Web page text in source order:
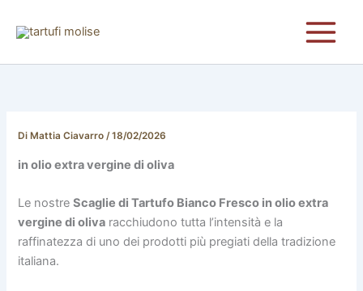
Di Mattia Ciavarro/18/02/2026
in olio extra vergine di oliva
Le nostreScaglie di Tartufo Bianco Fresco in olio extra
vergine di oliva racchiudono tutta l’intensità e la
raffinatezza di uno dei prodotti più pregiati della tradizione
italiana.